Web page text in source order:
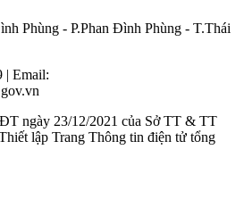
Phùng - P.Phan Đình Phùng - T.Thái
| Email:
ngày 23/12/2021 của Sở TT & TT
lập Trang Thông tin điện tử tổng